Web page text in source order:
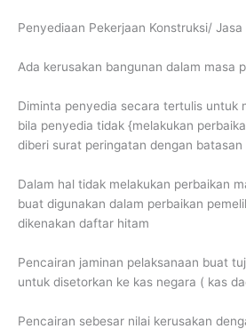
Penyediaan Pekerjaan Konstruksi/ Jasa
Ada kerusakan bangunan dalam masa
Diminta penyedia secara tertulis untuk
bila penyedia tidak {melakukan
diberi surat peringatan dengan batasan
Dalam hal tidak melakukan perbaikan
buat digunakan dalam perbaikan
dikenakan daftar hitam
Pencairan jaminan pelaksanaan buat
untuk disetorkan ke kas negara ( kas
Pencairan sebesar nilai kerusakan